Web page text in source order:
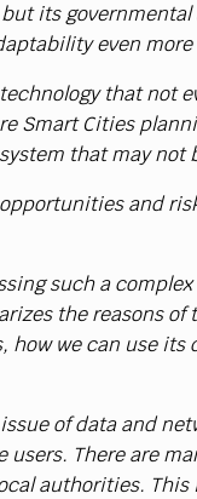
its
even
that not
Smart Cities
that may not
and
such a
the reasons
we can use its
of data and
There are
authorities.